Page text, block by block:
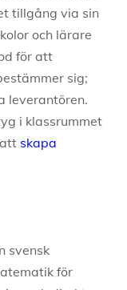
tillgång via sin
och lärare
för att
sig;
leverantören.
i klassrummet
skapa
svensk
för